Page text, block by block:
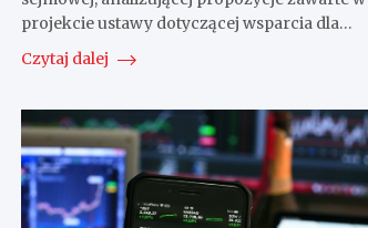
projekcie ustawy dotyczącej wsparcia dla…
Czytaj dalej